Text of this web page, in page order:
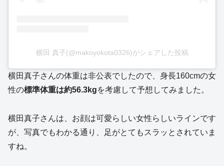
横田 真子(@makoyokota0326)がシェアした投稿
横田真子さんの体重は非公表でしたので、身長160cmの女
性の標準体重は約56.3kgを考慮して予想してみました。
横田真子さんは、お顔は可愛らしい女性らしいラインです
が、写真でもわかる通り、足がとてもスラッとされていま
すね。